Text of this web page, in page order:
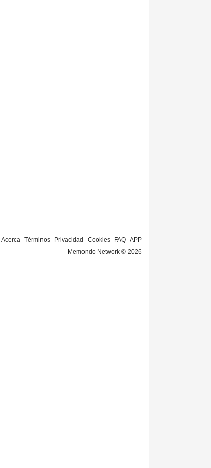
Acerca Términos Privacidad Cookies FAQ APP
Memondo Network © 2026